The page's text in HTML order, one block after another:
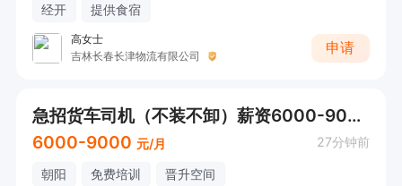
经开 提供食宿
高女士
吉林长春长津物流有限公司
申请
急招货车司机（不装不卸）薪资6000-9000
6000-9000 元/月 27分钟前
朝阳 免费培训 晋升空间